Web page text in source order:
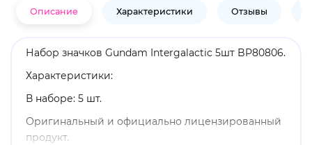
Описание Характеристики Отзывы
Набор значков Gundam Intergalactic 5шт BP80806.
Характеристики:
В наборе: 5 шт.
Оригинальный и официально лицензированный
продукт.